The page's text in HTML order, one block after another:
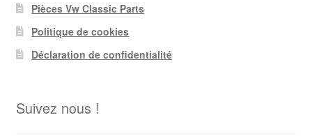
Pièces Vw Classic Parts
Politique de cookies
Déclaration de confidentialité
Suivez nous !